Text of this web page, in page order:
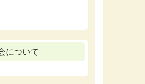
について